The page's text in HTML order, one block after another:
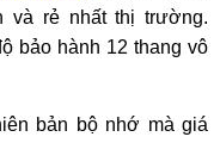
và rẻ nhất thị trường.
bảo hành 12 thang vô
bản bộ nhớ mà giá